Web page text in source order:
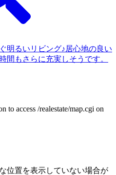
明るいリビング♪居心地の良い
間もさらに充実しそうです。
位置を表示していない場合が